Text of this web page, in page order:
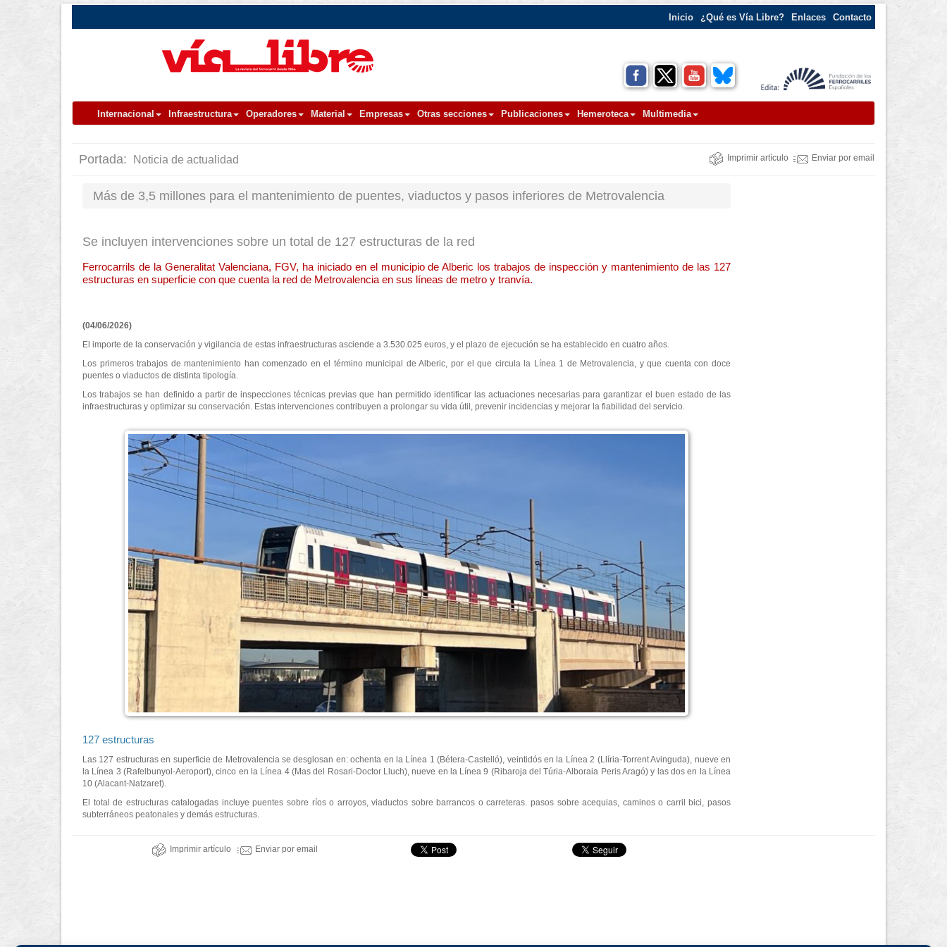
Inicio ¿Qué es Vía Libre? Enlaces Contacto
Internacional Infraestructura Operadores Material Empresas Otras secciones Publicaciones Hemeroteca Multimedia
Portada: Noticia de actualidad Imprimir artículo Enviar por email
Más de 3,5 millones para el mantenimiento de puentes, viaductos y pasos inferiores de Metrovalencia
Se incluyen intervenciones sobre un total de 127 estructuras de la red
Ferrocarrils de la Generalitat Valenciana, FGV, ha iniciado en el municipio de Alberic los trabajos de inspección y mantenimiento de las 127
estructuras en superficie con que cuenta la red de Metrovalencia en sus líneas de metro y tranvía.
(04/06/2026)
El importe de la conservación y vigilancia de estas infraestructuras asciende a 3.530.025 euros, y el plazo de ejecución se ha establecido en cuatro años.
Los primeros trabajos de mantenimiento han comenzado en el término municipal de Alberic, por el que circula la Línea 1 de Metrovalencia, y que cuenta con doce
puentes o viaductos de distinta tipología.
Los trabajos se han definido a partir de inspecciones técnicas previas que han permitido identificar las actuaciones necesarias para garantizar el buen estado de las
infraestructuras y optimizar su conservación. Estas intervenciones contribuyen a prolongar su vida útil, prevenir incidencias y mejorar la fiabilidad del servicio.
127 estructuras
Las 127 estructuras en superficie de Metrovalencia se desglosan en: ochenta en la Línea 1 (Bétera-Castelló), veintidós en la Línea 2 (Llíria-Torrent Avinguda), nueve en
la Línea 3 (Rafelbunyol-Aeroport), cinco en la Línea 4 (Mas del Rosari-Doctor Lluch), nueve en la Línea 9 (Ribaroja del Túria-Alboraia Peris Aragó) y las dos en la Línea
10 (Alacant-Natzaret).
El total de estructuras catalogadas incluye puentes sobre ríos o arroyos, viaductos sobre barrancos o carreteras. pasos sobre acequias, caminos o carril bici, pasos
subterráneos peatonales y demás estructuras.
Imprimir artículo Enviar por email